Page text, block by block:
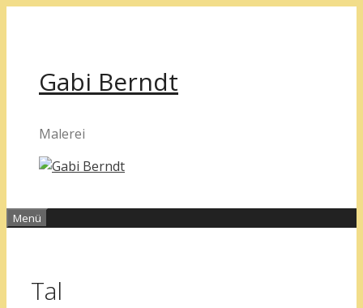
Gabi Berndt
Malerei
Menü
Tal